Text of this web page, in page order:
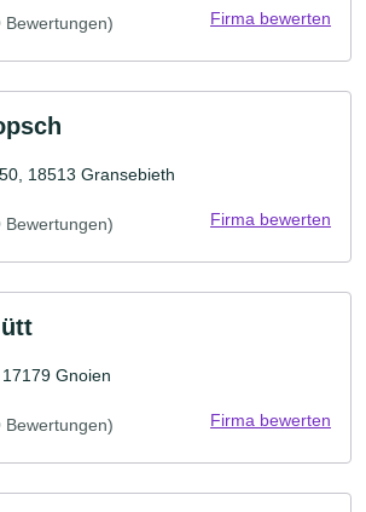
Bewertungen) Firma bewerten
18513 Gransebieth
Bewertungen) Firma bewerten
Gnoien
Bewertungen) Firma bewerten